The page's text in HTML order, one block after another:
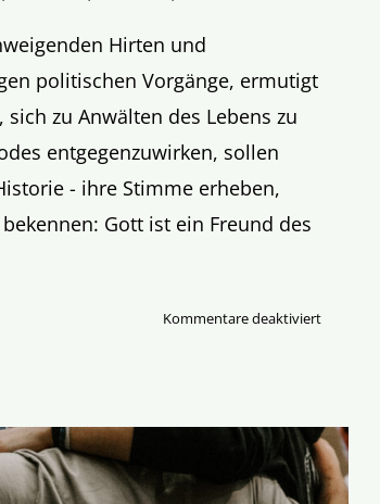
Hirten und
politischen Vorgänge, ermutigt
zu Anwälten des Lebens zu
entgegenzuwirken, sollen
- ihre Stimme erheben,
Gott ist ein Freund des
Kommentare deaktiviertfür
Steine